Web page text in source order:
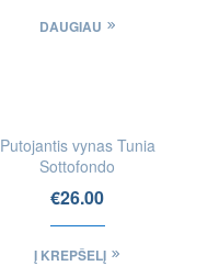
DAUGIAU
Putojantis vynas Tunia
Sottofondo
€26.00
Į KREPŠELĮ